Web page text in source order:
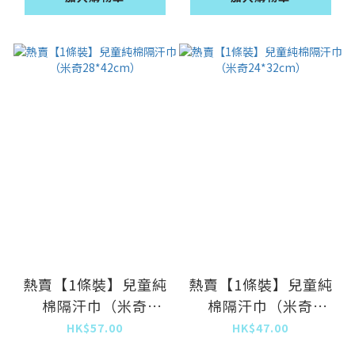
熱賣【1條裝】兒童純
棉隔汗巾（米奇
28*42cm）
HK$57.00
熱賣【1條裝】兒童純
棉隔汗巾（米奇
24*32cm）
HK$47.00